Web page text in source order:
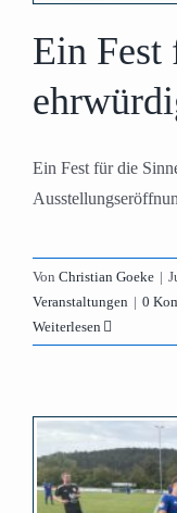
Ein Fest
Ein Fest für die
Von Christian Goeke |
Veranstaltungen | 0
Weiterlesen